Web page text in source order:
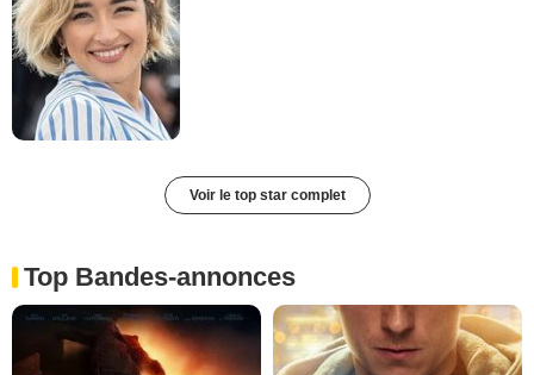
Voir le top star complet
Top Bandes-annonces